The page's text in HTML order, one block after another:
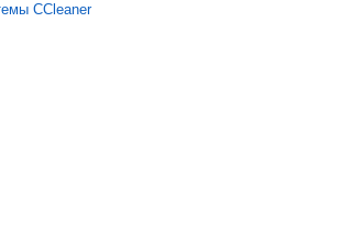
CCleaner